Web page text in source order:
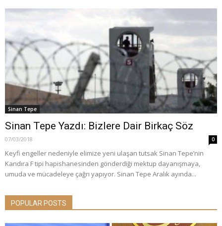
Sinan Tepe
Sinan Tepe Yazdı: Bizlere Dair Birkaç Söz
07/03/2018 0
Keyfi engeller nedeniyle elimize yeni ulaşan tutsak Sinan Tepe’nin
Kandıra F tipi hapishanesinden gönderdiği mektup dayanışmaya,
umuda ve mücadeleye çağrı yapıyor. Sinan Tepe Aralık ayında...
POPULAR POSTS